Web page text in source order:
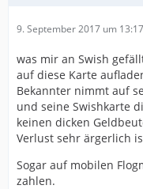
9. September 2017 um 13:17
was mir an Swish
auf diese Karte
Bekannter nimmt auf
und seine Swishkarte
keinen dicken
Verlust sehr ärgerlich
Sogar auf mobilen
zahlen.